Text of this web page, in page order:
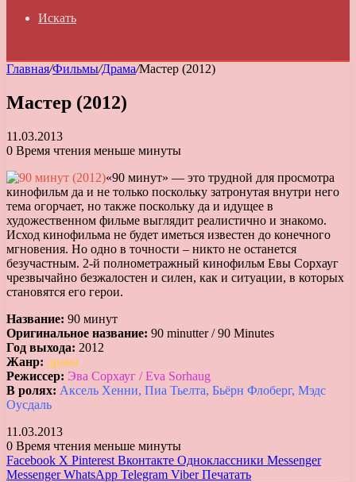
Искать
Главная/Фильмы/Драма/Мастер (2012)
Мастер (2012)
11.03.2013
0 Время чтения меньше минуты
«90 минут» — это трудной для просмотра
кинофильм да и не только поскольку затронутая внутри него
тема огорчает, но также поскольку да и идущее в
художественном фильме выглядит реалистично и знакомо.
Исход кинофильма не будет иметься известен до конечного
мгновения. Но одно в точности – никто не останется
безучастным. 2-й полнометражный кинофильм Евы Сорхауг
чрезвычайно безжалостен и силен, как и ситуации, в которых
становятся его герои.
Название: 90 минут
Оригинальное название: 90 minutter / 90 Minutes
Год выхода: 2012
Жанр: драма
Режиссер: Эва Сорхауг / Eva Sorhaug
В ролях: Аксель Хенни, Пиа Тьелта, Бьёрн Флоберг, Мэдс
Оусдаль
11.03.2013
0 Время чтения меньше минуты
Facebook X Pinterest Вконтакте Одноклассники Messenger
Messenger WhatsApp Telegram Viber Печатать